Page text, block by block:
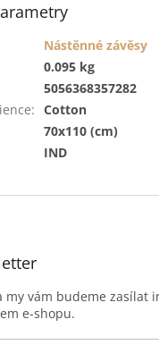
Nástěnné závěsy
0.095 kg
5056368357282
: Cotton
70x110 (cm)
IND
my vám budeme zasílat
e-shopu.